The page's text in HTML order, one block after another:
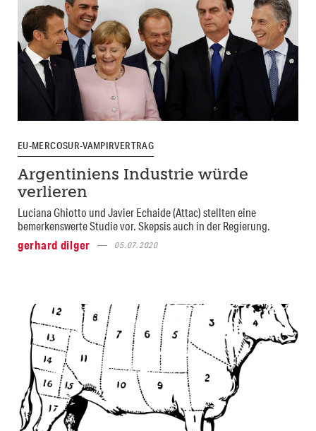
EU-MERCOSUR-VAMPIRVERTRAG
Argentiniens Industrie würde
verlieren
Luciana Ghiotto und Javier Echaide (Attac) stellten eine
bemerkenswerte Studie vor. Skepsis auch in der Regierung.
gerhard dilger
05.07.2020